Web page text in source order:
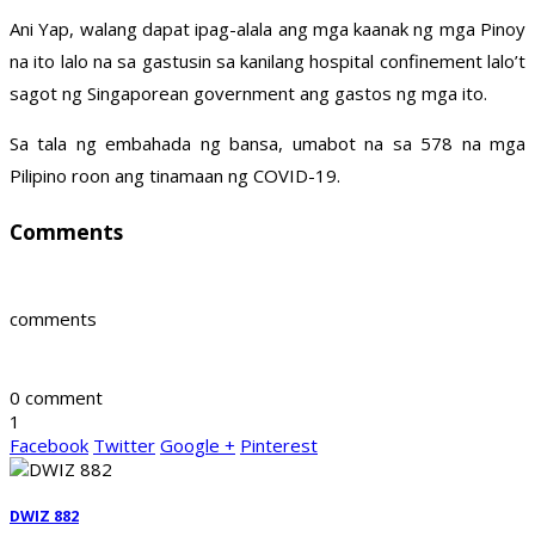
Ani Yap, walang dapat ipag-alala ang mga kaanak ng mga Pinoy
na ito lalo na sa gastusin sa kanilang hospital confinement lalo’t
sagot ng Singaporean government ang gastos ng mga ito.
Sa tala ng embahada ng bansa, umabot na sa 578 na mga
Pilipino roon ang tinamaan ng COVID-19.
Comments
comments
0 comment
1
Facebook Twitter Google + Pinterest
DWIZ 882